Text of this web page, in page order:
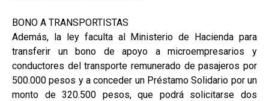
BONO A TRANSPORTISTAS
Además, la ley faculta al Ministerio de Hacienda para
transferir un bono de apoyo a microempresarios y
conductores del transporte remunerado de pasajeros por
500.000 pesos y a conceder un Préstamo Solidario por un
monto de 320.500 pesos, que podrá solicitarse dos